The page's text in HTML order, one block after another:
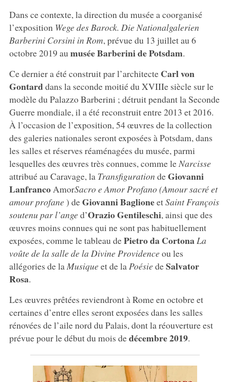
Dans ce contexte, la direction du musée a coorganisé
l’exposition Wege des Barock. Die Nationalgalerien
Barberini Corsini in Rom, prévue du 13 juillet au 6
octobre 2019 au musée Barberini de Potsdam.
Ce dernier a été construit par l’architecte Carl von
Gontarddans la seconde moitié du XVIIIe siècle sur le
modèle du Palazzo Barberini ; détruit pendant la Seconde
Guerre mondiale, il a été reconstruit entre 2013 et 2016.
À l’occasion de l’exposition, 54 œuvres de la collection
des galeries nationales seront exposées à Potsdam, dans
les salles et réserves réaménagées du musée, parmi
lesquelles des œuvres très connues, comme le Narcisse
attribué au Caravage, la Transfiguration deGiovanni
LanfrancoAmorSacro e Amor Profano (Amour sacré et
amour profane) deGiovanni BaglioneetSaint François
soutenu par l’anged’Orazio Gentileschi, ainsi que des
œuvres moins connues qui ne sont pas habituellement
exposées, comme le tableau dePietro da Cortona La
voûte de la salle de la Divine Providenceou les
allégories de la Musiqueet de la PoésiedeSalvator
Rosa.
Les œuvres prêtées reviendront à Rome en octobre et
certaines d’entre elles seront exposées dans les salles
rénovées de l’aile nord du Palais, dont la réouverture est
prévue pour le début du mois dedécembre 2019.